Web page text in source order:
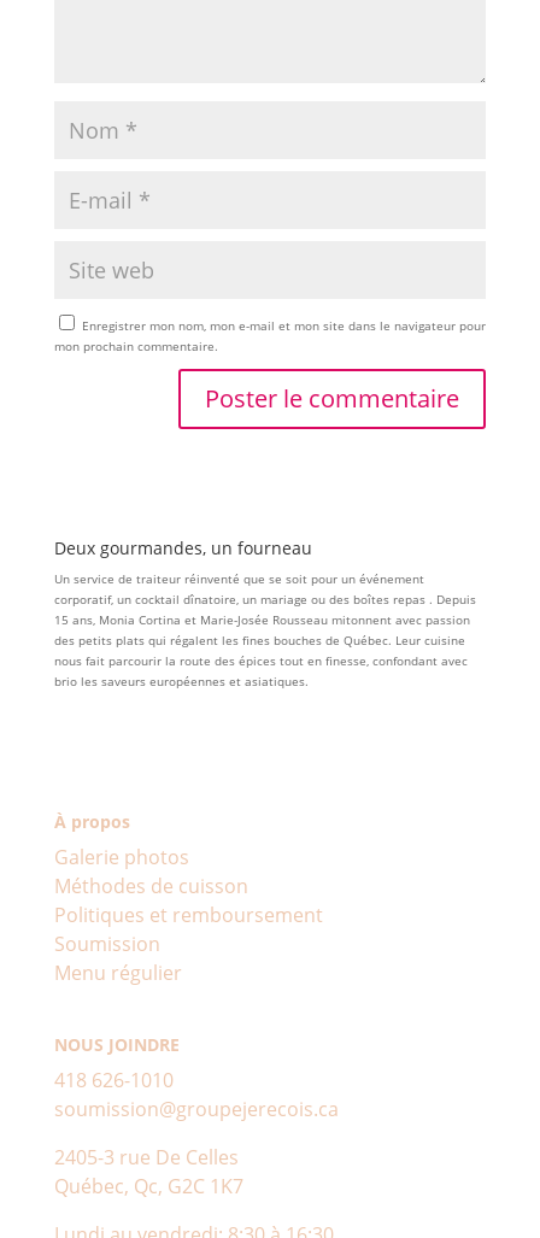
Enregistrer mon nom, mon e-mail et mon site dans le navigateur pour
mon prochain commentaire.
Deux gourmandes, un fourneau
Un service de traiteur réinventé que se soit pour un événement
corporatif, un cocktail dînatoire, un mariage ou des boîtes repas . Depuis
15 ans, Monia Cortina et Marie-Josée Rousseau mitonnent avec passion
des petits plats qui régalent les fines bouches de Québec. Leur cuisine
nous fait parcourir la route des épices tout en finesse, confondant avec
brio les saveurs européennes et asiatiques.
À propos
Galerie photos
Méthodes de cuisson
Politiques et remboursement
Soumission
Menu régulier
NOUS JOINDRE
418 626-1010
soumission@groupejerecois.ca
2405-3 rue De Celles
Québec, Qc, G2C 1K7